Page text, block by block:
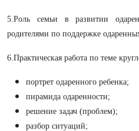
5.Роль семьи в развитии
родителями по поддержке
6.Практическая работа по теме
портрет одаренного ребенка;
пирамида одаренности;
решение задач (проблем);
разбор ситуаций;